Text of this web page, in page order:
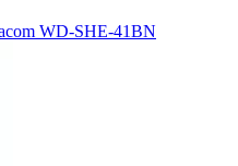
WD-SHE-41BN